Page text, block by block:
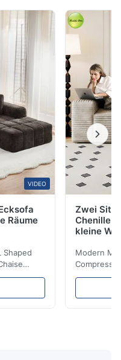
Ihres Hauses zu
natürliche und
Farboptionen
VIDEO
Räume
Shaped
light gray
Zwei
Chenille
kleine
Modern
Room